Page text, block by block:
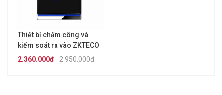
Thiết bị chấm công và
kiểm soát ra vào ZKTECO
SCR100
2.950.000đ
2.360.000đ